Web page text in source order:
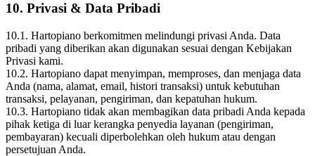
10. Privasi & Data Pribadi
10.1. Hartopiano berkomitmen melindungi privasi Anda. Data
pribadi yang diberikan akan digunakan sesuai dengan Kebijakan
Privasi kami.
10.2. Hartopiano dapat menyimpan, memproses, dan menjaga data
Anda (nama, alamat, email, histori transaksi) untuk kebutuhan
transaksi, pelayanan, pengiriman, dan kepatuhan hukum.
10.3. Hartopiano tidak akan membagikan data pribadi Anda kepada
pihak ketiga di luar kerangka penyedia layanan (pengiriman,
pembayaran) kecuali diperbolehkan oleh hukum atau dengan
persetujuan Anda.